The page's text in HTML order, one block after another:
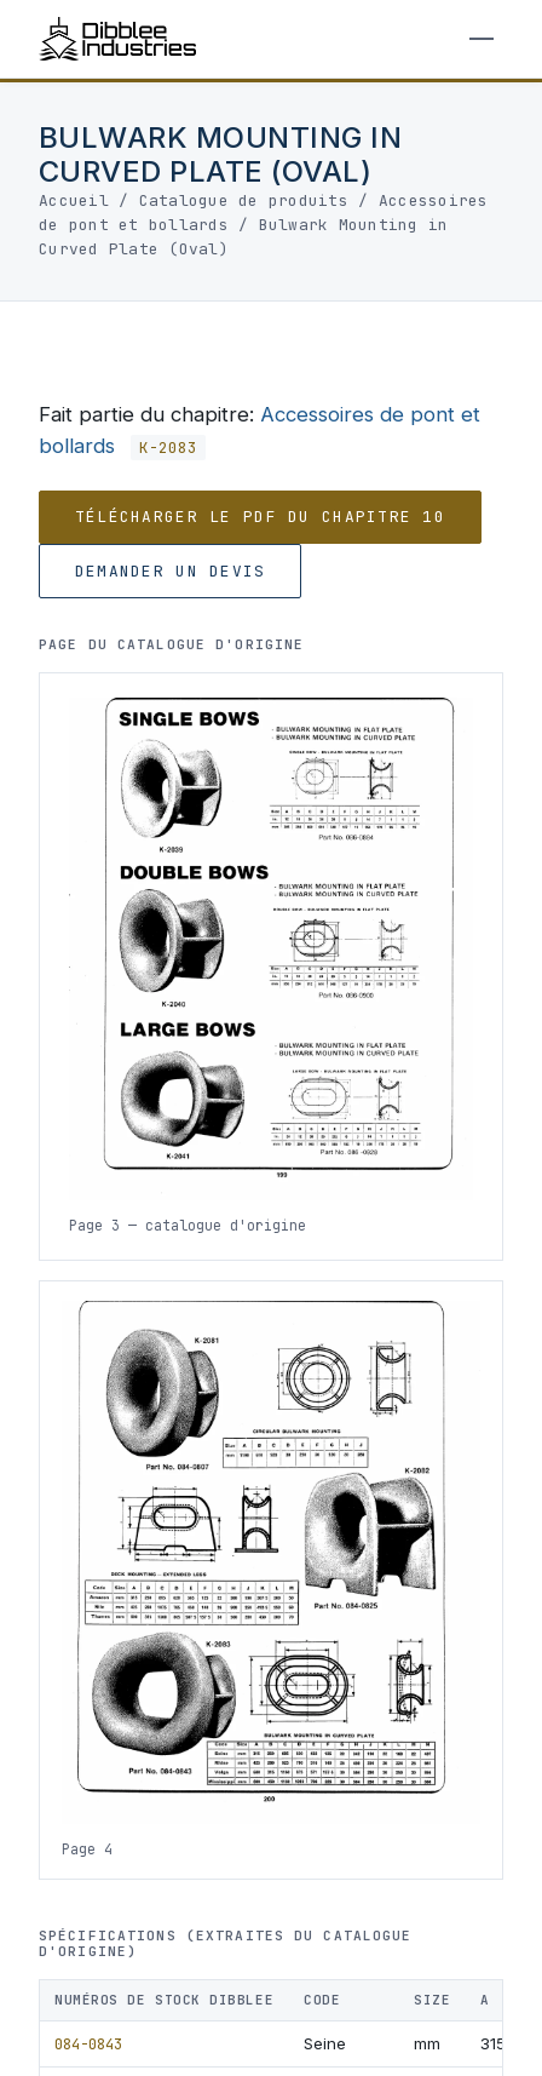
BULWARK MOUNTING IN
CURVED PLATE (OVAL)
Accueil/ Catalogue de produits / Accessoires
de pont et bollards
/ Bulwark Mounting in
Curved Plate (Oval)
Fait partie du chapitre: Accessoires de pont et
bollards
K-2083
TÉLÉCHARGER LE PDF DU CHAPITRE 10
DEMANDER UN DEVIS
PAGE DU CATALOGUE D'ORIGINE
Page 3 — catalogue d'origine
Page 4
SPÉCIFICATIONS (EXTRAITES DU CATALOGUE
D'ORIGINE)
NUMÉROS DE STOCK DIBBLEE CODE SIZE A
084-0843 Seine mm 315